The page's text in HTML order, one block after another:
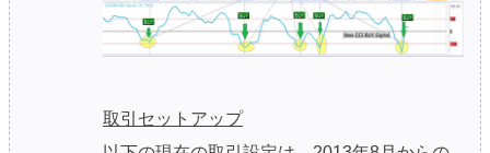
取引セットアップ